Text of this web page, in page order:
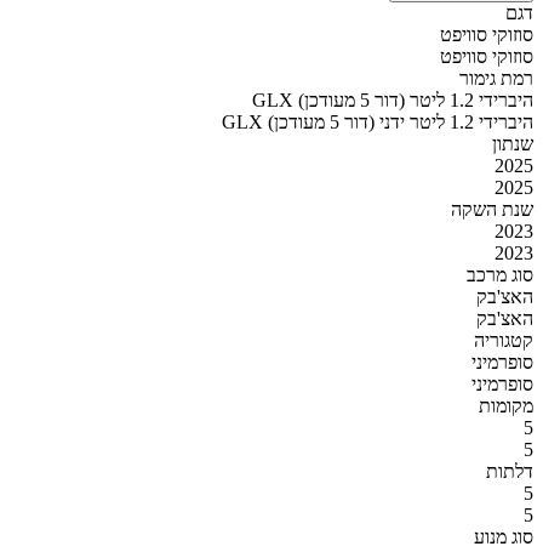
דגם
סוזוקי סוויפט
סוזוקי סוויפט
רמת גימור
GLX היברידי 1.2 ליטר (דור 5 מעודכן)
GLX היברידי 1.2 ליטר ידני (דור 5 מעודכן)
שנתון
2025
2025
שנת השקה
2023
2023
סוג מרכב
האצ'בק
האצ'בק
קטגוריה
סופרמיני
סופרמיני
מקומות
5
5
דלתות
5
5
סוג מנוע